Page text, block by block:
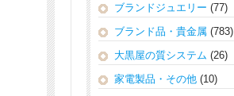
ブランドジュエリー (77)
ブランド品・貴金属 (783)
大黒屋の質システム (26)
家電製品・その他 (10)